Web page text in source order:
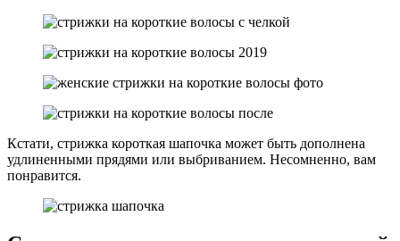
Кстати, стрижка короткая шапочка может быть дополнена
удлиненными прядями или выбриванием. Несомненно, вам
понравится.